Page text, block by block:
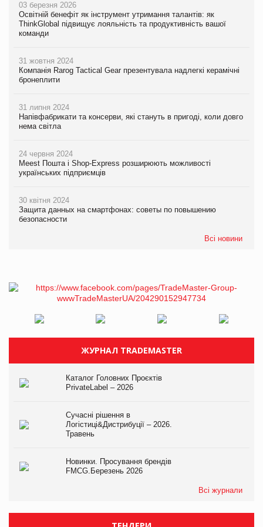
03 березня 2026
Освітній бенефіт як інструмент утримання талантів: як
ThinkGlobal підвищує лояльність та продуктивність вашої
команди
31 жовтня 2024
Компанія Rarog Tactical Gear презентувала надлегкі керамічні
бронеплити
31 липня 2024
Напівфабрикати та консерви, які стануть в пригоді, коли довго
нема світла
24 червня 2024
Meest Пошта і Shop-Express розширюють можливості
українських підприємців
30 квітня 2024
Защита данных на смартфонах: советы по повышению
безопасности
Всі новини
ЖУРНАЛ TRADEMASTER
Каталог Головних Проєктів
PrivateLabel – 2026
Сучасні рішення в
Логістиці&Дистрибуції – 2026.
Травень
Новинки. Просування брендів
FMCG.Березень 2026
Всі журнали